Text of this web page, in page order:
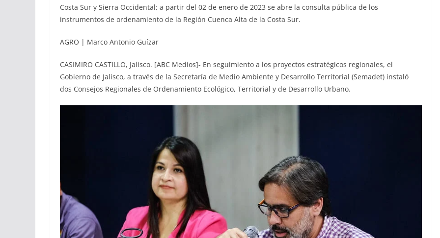
Costa Sur y Sierra Occidental; a partir del 02 de enero de 2023 se abre la consulta pública de los
instrumentos de ordenamiento de la Región Cuenca Alta de la Costa Sur.
AGRO | Marco Antonio Guízar
CASIMIRO CASTILLO, Jalisco. [ABC Medios]- En seguimiento a los proyectos estratégicos regionales, el
Gobierno de Jalisco, a través de la Secretaría de Medio Ambiente y Desarrollo Territorial (Semadet) instaló
dos Consejos Regionales de Ordenamiento Ecológico, Territorial y de Desarrollo Urbano.